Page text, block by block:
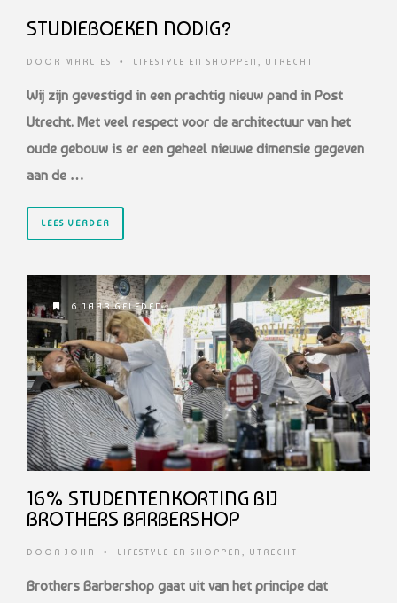
STUDIEBOEKEN NODIG?
DOOR MARLIES • LIFESTYLE EN SHOPPEN , UTRECHT
Wij zijn gevestigd in een prachtig nieuw pand in Post
Utrecht. Met veel respect voor de architectuur van het
oude gebouw is er een geheel nieuwe dimensie gegeven
aan de …
LEES VERDER
6 JAAR GELEDEN
16% STUDENTENKORTING BIJ
BROTHERS BARBERSHOP
DOOR JOHN • LIFESTYLE EN SHOPPEN , UTRECHT
Brothers Barbershop gaat uit van het principe dat